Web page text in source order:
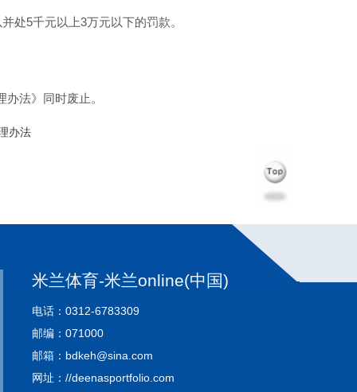
处5千元以上3万元以下的罚款。
法》同时废止。
办法
米兰体育-米兰online(中国)
电话：0312-6783309
邮编：071000
邮箱：bdkeh@sina.com
网址：//deenasportfolio.com